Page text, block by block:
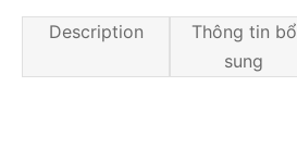
Description
Thông tin bổ
sung